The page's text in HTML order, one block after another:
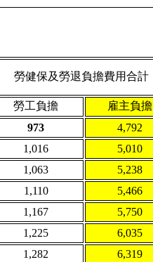
勞健保及勞退負擔費用合計
勞工負擔
雇主負擔
973 4,792
1,016
5,010
1,063
5,238
1,110
5,466
1,167
5,750
1,225
6,035
1,282
6,319